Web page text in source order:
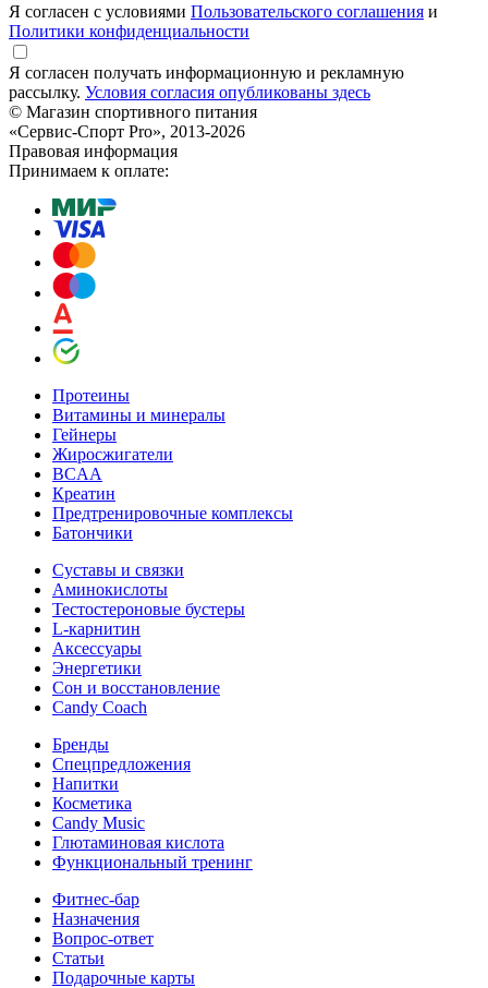
Я согласен с условиями Пользовательского соглашения и
Политики конфиденциальности
Я согласен получать информационную и рекламную
рассылку. Условия согласия опубликованы здесь
© Магазин спортивного питания
«Сервис-Спорт Pro», 2013-2026
Правовая информация
Принимаем к оплате:
Протеины
Витамины и минералы
Гейнеры
Жиросжигатели
BCAA
Креатин
Предтренировочные комплексы
Батончики
Суставы и связки
Аминокислоты
Тестостероновые бустеры
L-карнитин
Аксессуары
Энергетики
Сон и восстановление
Candy Coach
Бренды
Спецпредложения
Напитки
Косметика
Candy Music
Глютаминовая кислота
Функциональный тренинг
Фитнес-бар
Назначения
Вопрос-ответ
Статьи
Подарочные карты